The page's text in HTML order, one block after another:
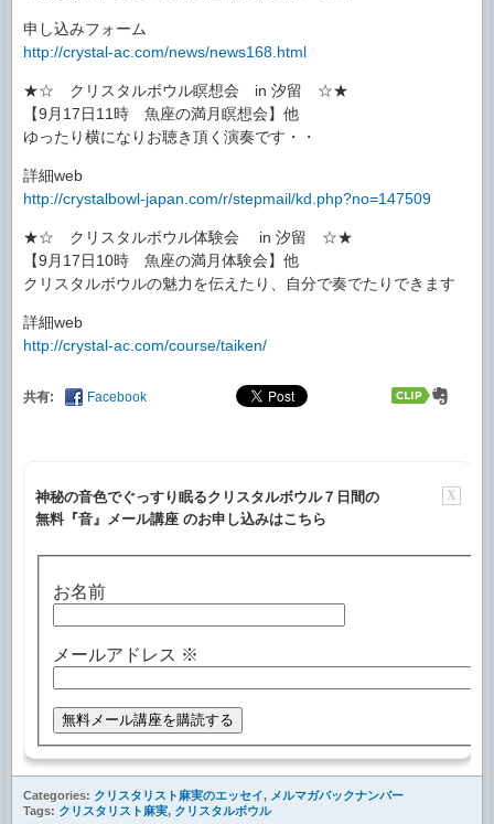
申し込みフォーム
http://crystal-ac.com/news/news168.html
★☆ クリスタルボウル瞑想会 in 汐留 ☆★
【9月17日11時 魚座の満月瞑想会】他
ゆったり横になりお聴き頂く演奏です・・
詳細web
http://crystalbowl-japan.com/r/stepmail/kd.php?no=147509
★☆ クリスタルボウル体験会 in 汐留 ☆★
【9月17日10時 魚座の満月体験会】他
クリスタルボウルの魅力を伝えたり、自分で奏でたりできます
詳細web
http://crystal-ac.com/course/taiken/
共有: Facebook
X
神秘の音色でぐっすり眠るクリスタルボウル７日間の
無料『音』メール講座 のお申し込みはこちら
お名前
メールアドレス ※
Categories: クリスタリスト麻実のエッセイ, メルマガバックナンバー
Tags: クリスタリスト麻実, クリスタルボウル